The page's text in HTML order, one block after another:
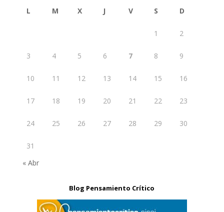
L M X J V S D
1 2
3 4 5 6 7 8 9
10 11 12 13 14 15 16
17 18 19 20 21 22 23
24 25 26 27 28 29 30
31
« Abr
Blog Pensamiento Crítico